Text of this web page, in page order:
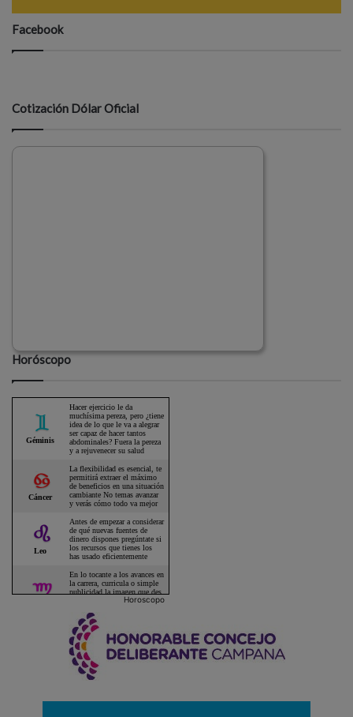
Facebook
Cotización Dólar Oficial
Horóscopo
Horoscopo